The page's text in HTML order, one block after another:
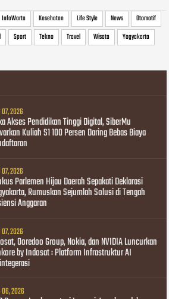
InfoWarta Kesehatan Life Style News
Otomotif
Sport Tekno Travel Wisata Yogyakarta
07, 2026
Akses Pendidikan Tinggi Digital, SiberMu
Kuliah S1 100 Persen Daring Bebas Biaya
07, 2026
Parlemen Hijau Daerah Sepakati Deklarasi
Rumuskan Sejumlah Solusi di Tengah
Anggaran
07, 2026
Ooredoo Group, Nokia, dan NVIDIA Luncurkan
by Indosat : Platform Infrastruktur AI
06, 2026